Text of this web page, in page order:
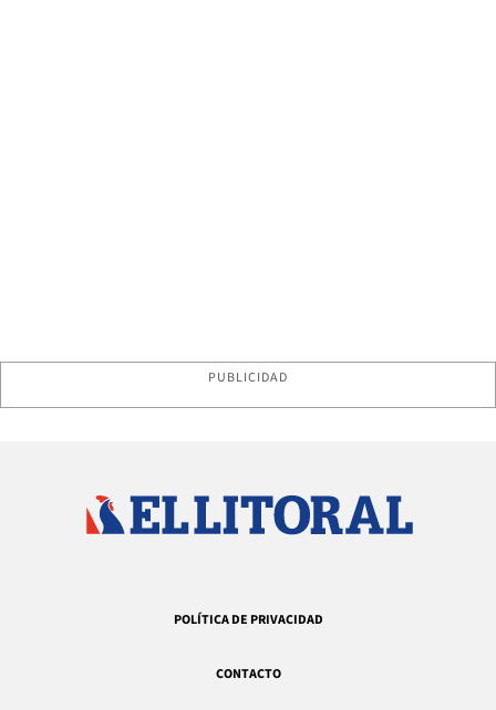
PUBLICIDAD
POLÍTICA DE PRIVACIDAD
CONTACTO